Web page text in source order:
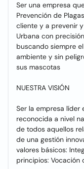
Ser una empresa
Prevención de
cliente y a prevenir
Urbana con
buscando siempre
ambiente y sin
sus mascotas
NUESTRA VISIÓN
Ser la empresa líder
reconocida a nivel
de todos aquellos
de una gestión
valores básicos:
principios: Vocación